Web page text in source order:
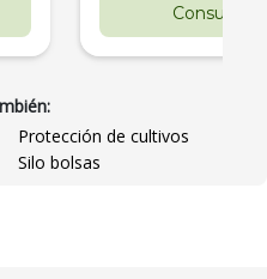
Consultar
Protección de cultivos
Silo bolsas